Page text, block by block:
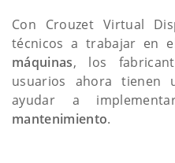
Con Crouzet Virtual
técnicos a trabajar en
máquinas, los
usuarios ahora tienen
ayudar a
mantenimiento.